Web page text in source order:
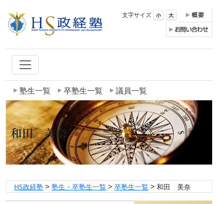
文字サイズ
塾生一覧 卒塾生一覧 議員一覧
和田 美奈
HS政経塾 > 塾生・卒塾生一覧 > 卒塾生一覧 > 和田 美奈